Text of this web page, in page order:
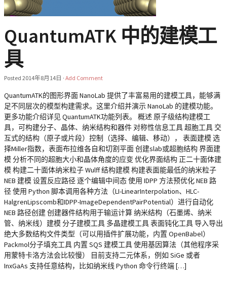
QuantumATK 中的建模工
具
Posted 2014年8月14日 · Add Comment
QuantumATK的图形界面 NanoLab 提供了丰富易用的建模工具，能够满
足不同层次的模型构建需求。这里介绍并演示 NanoLab 的建模功能。
更多功能介绍详见 QuantumATK功能列表。 概述 原子级结构建模工
具，可构建分子、晶体、纳米结构和器件 对称性信息工具 超胞工具 交
互式的结构（原子或片段）控制（选择、编辑、移动）， 表面建模 选
择Miller指数，表面布拉维各自和切割平面 创建slab或超胞结构 界面建
模 分析不同的超胞大小和晶体角度的应变 优化界面结构 正二十面体建
模 构建二十面体纳米粒子 Wulff 结构建模 构建表面能最低的纳米粒子
NEB 建模 设置反应路径 逐个编辑中间态 使用 IDPP 方法预优化 NEB 路
径 使用 Python 脚本调用各种方法（LI-LinearInterpolation、HLC-
HalgrenLipscomb和IDPP-ImageDependentPairPotential）进行自动化
NEB 路径创建 创建器件结构用于输运计算 纳米结构（石墨烯、纳米
管、纳米线）建模 分子建模工具 多晶建模工具 表面钝化工具 导入导出
绝大多数结构文件类型（可以用插件扩展功能，内置 OpenBabel）
Packmol分子填充工具 内置 SQS 建模工具 使用基因算法（其他程序采
用蒙特卡洛方法会比较慢） 目前支持二元体系，例如 SiGe 或者
InxGaAs 支持任意结构，比如纳米线 Python 命令行终端 […]